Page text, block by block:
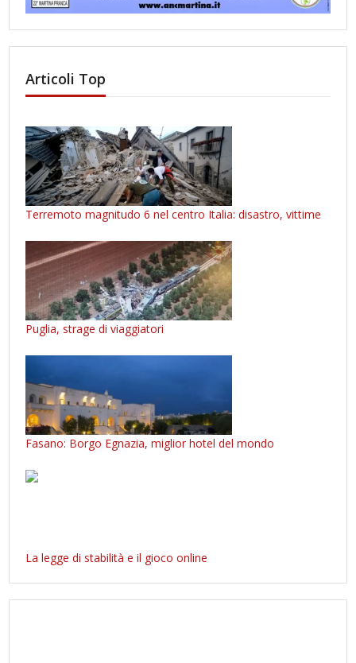
Articoli Top
Terremoto magnitudo 6 nel centro Italia: disastro, vittime
Puglia, strage di viaggiatori
Fasano: Borgo Egnazia, miglior hotel del mondo
La legge di stabilità e il gioco online